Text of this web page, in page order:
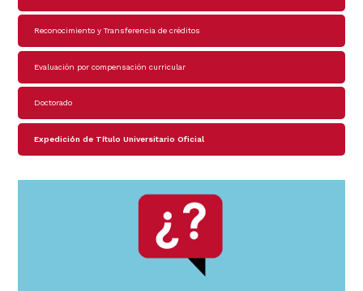
Reconocimiento y Transferencia de créditos
Evaluación por compensación curricular
Doctorado
Expedición de Título Universitario Oficial